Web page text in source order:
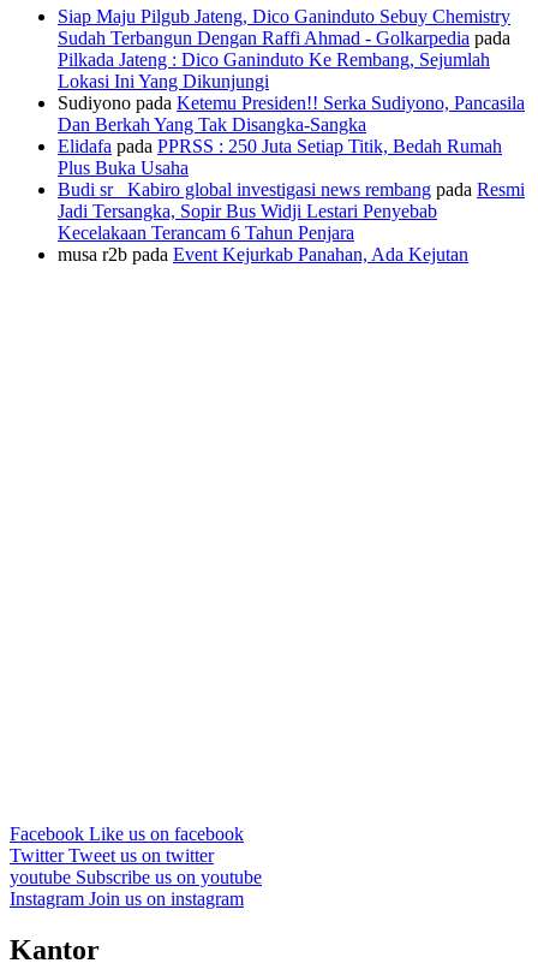
Siap Maju Pilgub Jateng, Dico Ganinduto Sebuy Chemistry
Sudah Terbangun Dengan Raffi Ahmad - Golkarpedia pada
Pilkada Jateng : Dico Ganinduto Ke Rembang, Sejumlah
Lokasi Ini Yang Dikunjungi
Sudiyono pada Ketemu Presiden!! Serka Sudiyono, Pancasila
Dan Berkah Yang Tak Disangka-Sangka
Elidafa pada PPRSS : 250 Juta Setiap Titik, Bedah Rumah
Plus Buka Usaha
Budi sr_ Kabiro global investigasi news rembang pada Resmi
Jadi Tersangka, Sopir Bus Widji Lestari Penyebab
Kecelakaan Terancam 6 Tahun Penjara
musa r2b pada Event Kejurkab Panahan, Ada Kejutan
Facebook Like us on facebook
TwitterTweet us on twitter
youtube Subscribe us on youtube
Instagram Join us on instagram
Kantor